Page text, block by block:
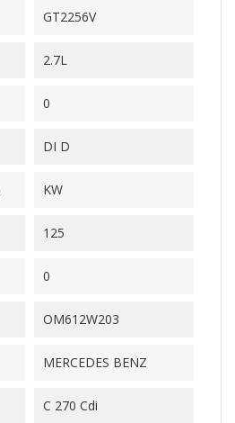
GT2256V
2.7L
0
DI D
KW
125
0
OM612W203
MERCEDES BENZ
C 270 Cdi